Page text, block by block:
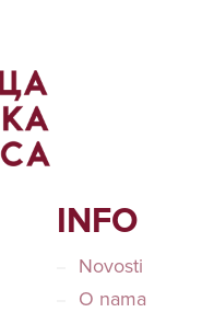
INFO
Novosti
O nama